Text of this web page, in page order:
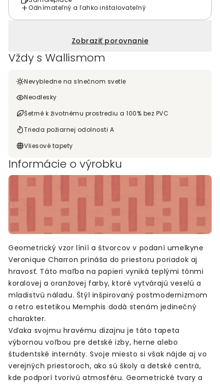
Odnímateľný a ľahko inštalovateľný
Zobraziť porovnanie
Vždy s Wallismom
Nevybledne na slnečnom svetle
Neodlesky
Šetrné k životnému prostrediu a 100% bez PVC
Trieda požiarnej odolnosti A
Vliesové tapety
Informácie o výrobku
Geometrický vzor línií a štvorcov v podaní umelkyne
Veronique Charron prináša do priestoru poriadok aj
hravosť. Táto maľba na papieri vyniká teplými tónmi
koralovej a oranžovej farby, ktoré vytvárajú veselú a
mladistvú náladu. Štýl inšpirovaný postmodernizmom
a retro estetikou Memphis dodá stenám jedinečný
charakter.
Vďaka svojmu hravému dizajnu je táto tapeta
výbornou voľbou pre detské izby, herne alebo
študentské internáty. Svoje miesto si však nájde aj vo
verejných priestoroch, ako sú školy a detské centrá,
kde podporí tvorivú atmosféru. Geometrické tvary a